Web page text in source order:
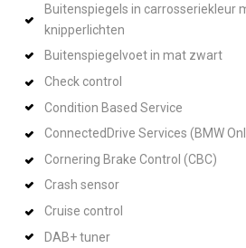
Buitenspiegels in carrosseriekleur
knipperlichten
Buitenspiegelvoet in mat zwart
Check control
Condition Based Service
ConnectedDrive Services (BMW
Cornering Brake Control (CBC)
Crash sensor
Cruise control
DAB+ tuner